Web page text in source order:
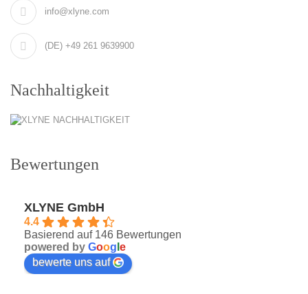
info@xlyne.com
(DE) +49 261 9639900
Nachhaltigkeit
Bewertungen
XLYNE GmbH
4.4
Basierend auf 146 Bewertungen
powered by Goog e
bewerte uns auf